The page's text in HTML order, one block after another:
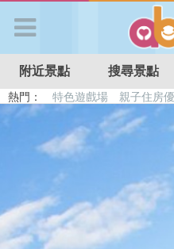
APP登入
首 頁
搜尋景點
好康優惠
附近景點 搜尋景點
熱門： 特色遊戲場 親子住房
溜滑梯民宿
觀光工廠